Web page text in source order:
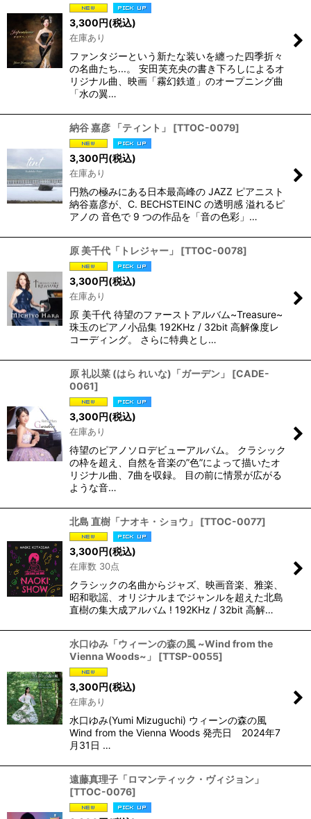
3,300 円(税込)
在庫あり
ファンタジーという新たな装いを纏った四季折々
の名曲たち...。 安田芙充央の書き下ろしによるオ
リジナル曲、映画「霧幻鉄道」のオープニング曲
「水の翼…
納谷 嘉彦 「ティント」 [TTOC-0079]
3,300円(税込)
在庫あり
円熟の極みにある日本最高峰の JAZZ ピアニスト
納谷嘉彦が、C. BECHSTEINC の透明感 溢れるピ
アノの 音色で 9 つの作品を「音の色彩」…
原 美千代「トレジャー」 [TTOC-0078]
3,300円(税込)
在庫あり
原 美千代 待望のファーストアルバム~Treasure~
珠玉のピアノ小品集 192KHz / 32bit 高解像度レ
コーディング。 さらに特典とし…
原 礼以菜 (はら れいな)「ガーデン」 [CADE-
0061]
3,300円(税込)
在庫あり
待望のピアノソロデビューアルバム。 クラシック
の枠を超え、自然を音楽の”色”によって描いたオ
リジナル曲、7曲を収録。 目の前に情景が広がる
ような音…
北島 直樹「ナオキ・ショウ」 [TTOC-0077]
3,300円(税込)
在庫数 30点
クラシックの名曲からジャズ、映画音楽、雅楽、
昭和歌謡、オリジナルまでジャンルを超えた北島
直樹の集大成アルバム ! 192KHz / 32bit 高解…
水口ゆみ「ウィーンの森の風 ~Wind from the
Vienna Woods~」
[TTSP-0055]
3,300円(税込)
在庫あり
水口ゆみ(Yumi Mizuguchi) ウィーンの森の風
Wind from the Vienna Woods 発売日 2024年7
月31日 …
遠藤真理子「ロマンティック・ヴィジョン」
[TTOC-0076]